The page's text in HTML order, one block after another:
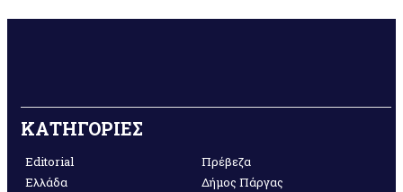
ΚΑΤΗΓΟΡΙΕΣ
Editorial
Ελλάδα
Πρέβεζα
Δήμος Πάργας